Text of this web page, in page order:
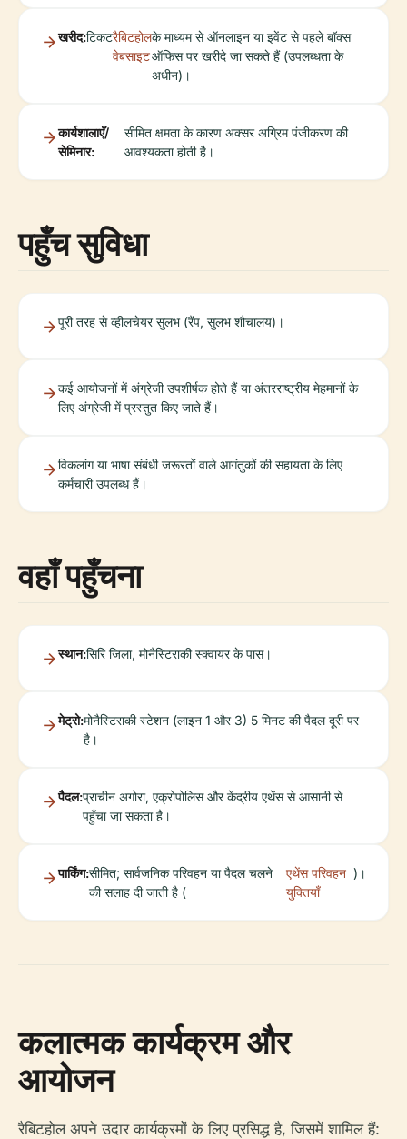
खरीद:टिकटरैबिटहोल
वेबसाइट
के माध्यम से ऑनलाइन या इवेंट से पहले बॉक्स
ऑफिस पर खरीदे जा सकते हैं (उपलब्धता के
अधीन)।
कार्यशालाएँ/
सेमिनार:
सीमित क्षमता के कारण अक्सर अग्रिम पंजीकरण की
आवश्यकता होती है।
पहुँच सुविधा
पूरी तरह से व्हीलचेयर सुलभ (रैंप, सुलभ शौचालय)।
कई आयोजनों में अंग्रेजी उपशीर्षक होते हैं या अंतरराष्ट्रीय मेहमानों के
लिए अंग्रेजी में प्रस्तुत किए जाते हैं।
विकलांग या भाषा संबंधी जरूरतों वाले आगंतुकों की सहायता के लिए
कर्मचारी उपलब्ध हैं।
वहाँ पहुँचना
स्थान:सिरि जिला, मोनैस्टिराकी स्क्वायर के पास।
मेट्रो:मोनैस्टिराकी स्टेशन (लाइन 1 और 3) 5 मिनट की पैदल दूरी पर
है।
पैदल:प्राचीन अगोरा, एक्रोपोलिस और केंद्रीय एथेंस से आसानी से
पहुँचा जा सकता है।
पार्किंग:सीमित; सार्वजनिक परिवहन या पैदल चलने
की सलाह दी जाती है (
एथेंस परिवहन
युक्तियाँ
)।
कलात्मक कार्यक्रम और
आयोजन
रैबिटहोल अपने उदार कार्यक्रमों के लिए प्रसिद्ध है, जिसमें शामिल हैं: